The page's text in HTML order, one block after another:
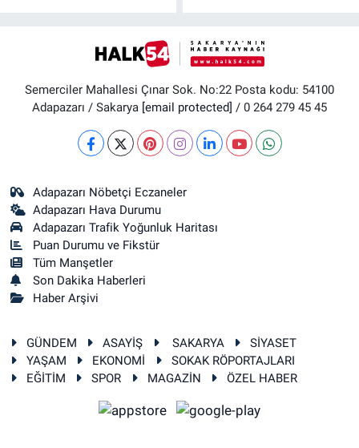
Semerciler Mahallesi Çınar Sok. No:22 Posta kodu: 54100
Adapazarı / Sakarya [email protected] / 0 264 279 45 45
Adapazarı Nöbetçi Eczaneler
Adapazarı Hava Durumu
Adapazarı Trafik Yoğunluk Haritası
Puan Durumu ve Fikstür
Tüm Manşetler
Son Dakika Haberleri
Haber Arşivi
GÜNDEM ASAYİŞ SAKARYA
SİYASET
YAŞAM
EKONOMİ
SOKAK RÖPORTAJLARI
EĞİTİM
SPOR MAGAZİN ÖZEL HABER